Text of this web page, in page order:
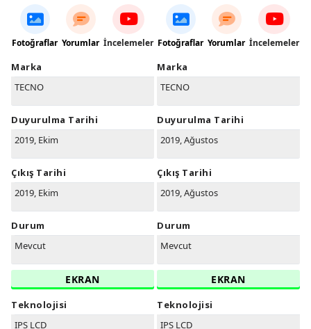
Fotoğraflar Yorumlar İncelemeler
Marka
TECNO
Duyurulma Tarihi
2019, Ekim
Çıkış Tarihi
2019, Ekim
Durum
Mevcut
EKRAN
Teknolojisi
IPS LCD
Fotoğraflar Yorumlar İncelemeler
Marka
TECNO
Duyurulma Tarihi
2019, Ağustos
Çıkış Tarihi
2019, Ağustos
Durum
Mevcut
EKRAN
Teknolojisi
IPS LCD